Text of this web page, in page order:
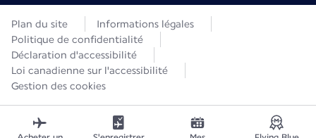
Plan du site
Informations légales
Politique de confidentialité
Déclaration d'accessibilité
Loi canadienne sur l'accessibilité
Gestion des cookies